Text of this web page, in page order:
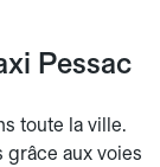
Pessac
toute la ville.
grâce aux voies